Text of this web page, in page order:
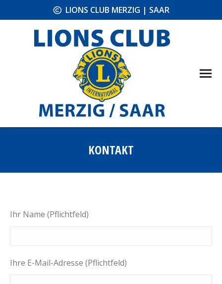
LIONS CLUB MERZIG | SAAR
KONTAKT
Ihr Name (Pflichtfeld)
Ihre E-Mail-Adresse (Pflichtfeld)